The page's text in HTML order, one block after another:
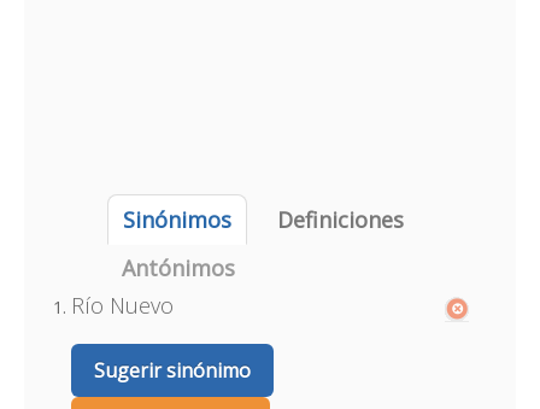
Sinónimos
Definiciones
Antónimos
Río Nuevo
Sugerir sinónimo